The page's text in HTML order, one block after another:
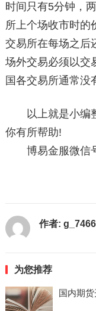
时间只有5分钟，
所上个场收市时的
交易所在每场之后
场外交易必须以交
国各交易所通常没
以上就是小编整
你有所帮助!
博易金服微信
作者:
为您推荐
国内期